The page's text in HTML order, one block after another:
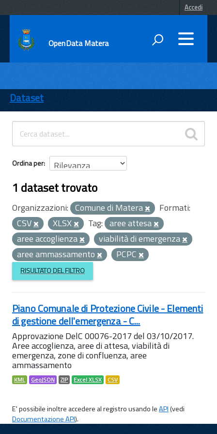
Accedi
OpenData Matera
ENTI
TEMI
INFORMAZIONI
Dataset
Ordina per
1 dataset trovato
Organizzazioni: Comune di Matera
Formati:
CSV
XLSX Tag: aree attesa
aree accoglienza
viabilità di emergenza
aree ammassamento
PCPC
RISULTATO DEL FILTRO
Piano Comunale di Protezione Civile - Elementi
di gestione dell'emergenza - C...
Approvazione DelC 00076-2017 del 03/10/2017.
Aree accoglienza, aree di attesa, viabilità di
emergenza, zone di confluenza, aree
ammassamento
KML GeoJSON ZIP Excel XLSX CSV
E' possibile inoltre accedere al registro usando leAPI(vedi
Documentazione API).